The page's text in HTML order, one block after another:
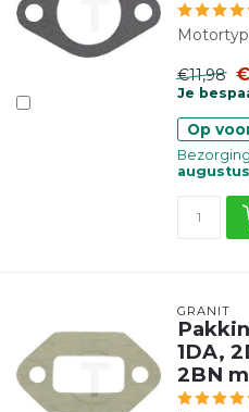
€11,98
Je
Op
Bezorging
augustus
GRANIT
1DA,
2BN